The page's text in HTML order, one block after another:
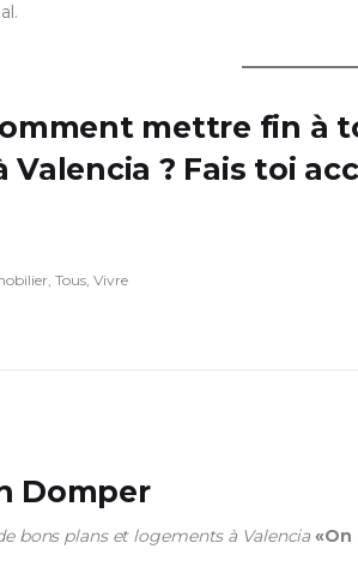
mettre fin à
Valencia ? Fais toi
, Tous, Vivre
Domper
bons plans et logements à Valencia «On